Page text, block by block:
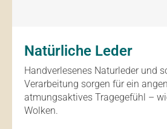
Natürliche Leder
Handverlesenes Naturleder und
Verarbeitung sorgen für ein
atmungsaktives Tragegefühl –
Wolken.